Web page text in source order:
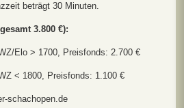
beträgt 30 Minuten.
3.800 €):
Elo > 1700, Preisfonds: 2.700 €
< 1800, Preisfonds: 1.100 €
schachopen.de